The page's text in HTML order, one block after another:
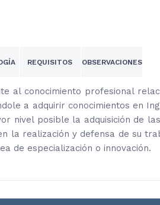
REQUISITOS OBSERVACIONES
al conocimiento profesional
a adquirir conocimientos en
nivel posible la adquisición de
la realización y defensa de su
de especialización o innovación.